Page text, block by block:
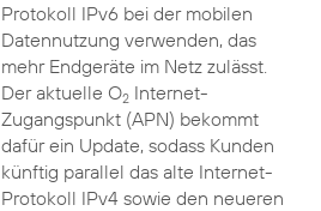
Protokoll IPv6 bei der mobilen
Datennutzung verwenden, das
mehr Endgeräte im Netz zulässt.
Der aktuelle O2Internet-
Zugangspunkt (APN) bekommt
dafür ein Update, sodass Kunden
künftig parallel das alte Internet-
Protokoll IPv4 sowie den neueren